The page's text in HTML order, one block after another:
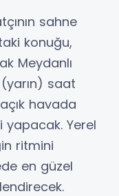
sahne
konuğu,
Meydanlı
saat
havada
Yerel
ritmini
en güzel